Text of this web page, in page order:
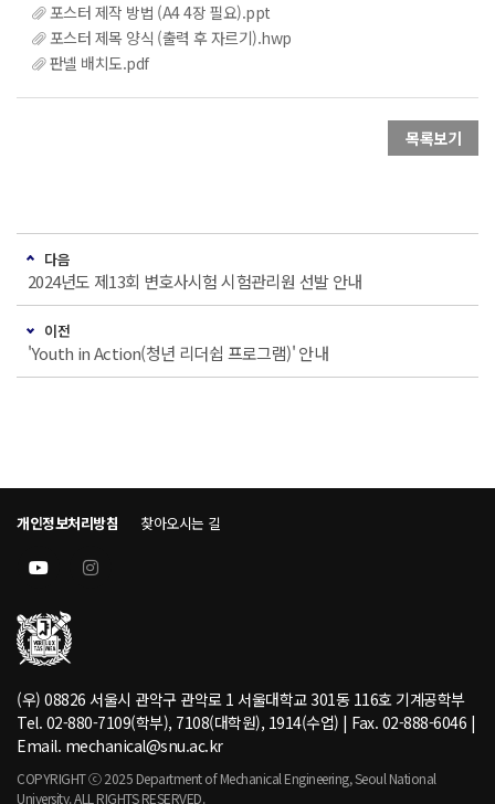
포스터 제작 방법 (A4 4장 필요).ppt
포스터 제목 양식 (출력 후 자르기).hwp
판넬 배치도.pdf
목록보기
다음
2024년도 제13회 변호사시험 시험관리원 선발 안내
이전
'Youth in Action(청년 리더쉽 프로그램)' 안내
개인정보처리방침 찾아오시는 길
(우) 08826 서울시 관악구 관악로 1 서울대학교 301동 116호 기계공학부
Tel. 02-880-7109(학부), 7108(대학원), 1914(수업) | Fax. 02-888-6046 |
Email. mechanical@snu.ac.kr
COPYRIGHT ⓒ 2025 Department of Mechanical Engineering, Seoul National
University. ALL RIGHTS RESERVED.